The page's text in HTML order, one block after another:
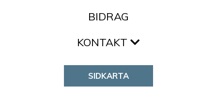
BIDRAG
KONTAKT
SIDKARTA